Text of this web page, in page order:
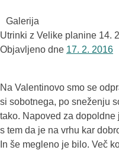
Galerija
Utrinki z Velike planine 14.
Objavljeno dne 17. 2. 2016
Na Valentinovo smo se
si sobotnega, po sneženju
tako. Napoved za
s tem da je na vrhu kar
In še megleno je bilo. Več